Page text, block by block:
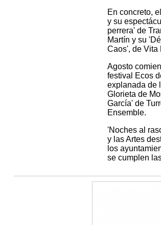
En concreto,
y su
perrera' de
Martín y su
Caos', de Vita
Agosto
festival Ecos
explanada de
Glorieta de
García' de
Ensemble.
'Noches al
y las Artes
los
se cumplen